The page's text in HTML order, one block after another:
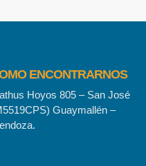
ENCONTRARNOS
Hoyos 805 – San José
Guaymallén –